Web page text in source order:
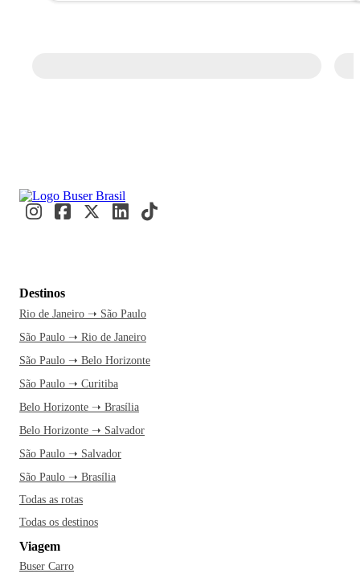
Destinos
Rio de Janeiro ➝ São Paulo
São Paulo ➝ Rio de Janeiro
São Paulo ➝ Belo Horizonte
São Paulo ➝ Curitiba
Belo Horizonte ➝ Brasília
Belo Horizonte ➝ Salvador
São Paulo ➝ Salvador
São Paulo ➝ Brasília
Todas as rotas
Todas os destinos
Viagem
Buser Carro